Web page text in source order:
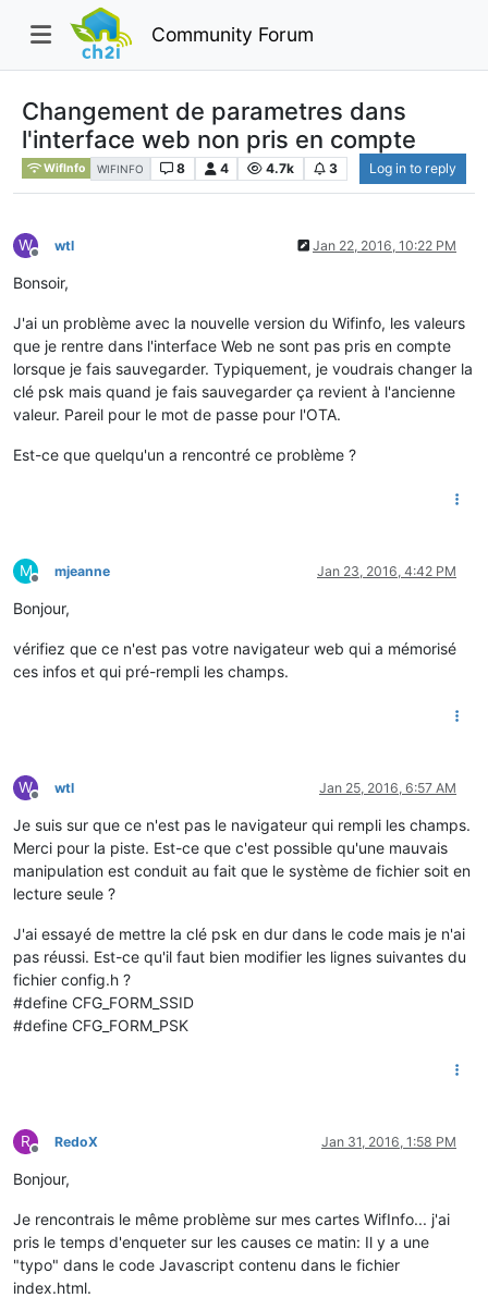
Community Forum
Changement de parametres dans
l'interface web non pris en compte
WifInfo WIFINFO 8 4 4.7k 3 Log in to reply
W
Offline
wtl Jan 22, 2016, 10:22 PM
Bonsoir,
J'ai un problème avec la nouvelle version du Wifinfo, les valeurs
que je rentre dans l'interface Web ne sont pas pris en compte
lorsque je fais sauvegarder. Typiquement, je voudrais changer la
clé psk mais quand je fais sauvegarder ça revient à l'ancienne
valeur. Pareil pour le mot de passe pour l'OTA.
Est-ce que quelqu'un a rencontré ce problème ?
M
Offline
mjeanne Jan 23, 2016, 4:42 PM
Bonjour,
vérifiez que ce n'est pas votre navigateur web qui a mémorisé
ces infos et qui pré-rempli les champs.
W
Offline
wtl Jan 25, 2016, 6:57 AM
Je suis sur que ce n'est pas le navigateur qui rempli les champs.
Merci pour la piste. Est-ce que c'est possible qu'une mauvais
manipulation est conduit au fait que le système de fichier soit en
lecture seule ?
J'ai essayé de mettre la clé psk en dur dans le code mais je n'ai
pas réussi. Est-ce qu'il faut bien modifier les lignes suivantes du
fichier config.h ?
#define CFG_FORM_SSID
#define CFG_FORM_PSK
R
Offline
RedoX Jan 31, 2016, 1:58 PM
Bonjour,
Je rencontrais le même problème sur mes cartes WifInfo... j'ai
pris le temps d'enqueter sur les causes ce matin: Il y a une
"typo" dans le code Javascript contenu dans le fichier
index.html.